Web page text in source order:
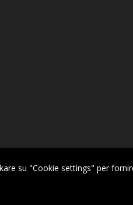
su "Cookie settings" per